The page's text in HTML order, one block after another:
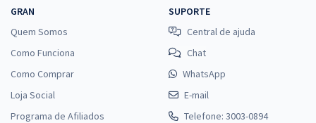
GRAN
Quem Somos
Como Funciona
Como Comprar
Loja Social
Programa de Afiliados
SUPORTE
Central de ajuda
Chat
WhatsApp
E-mail
Telefone: 3003-0894